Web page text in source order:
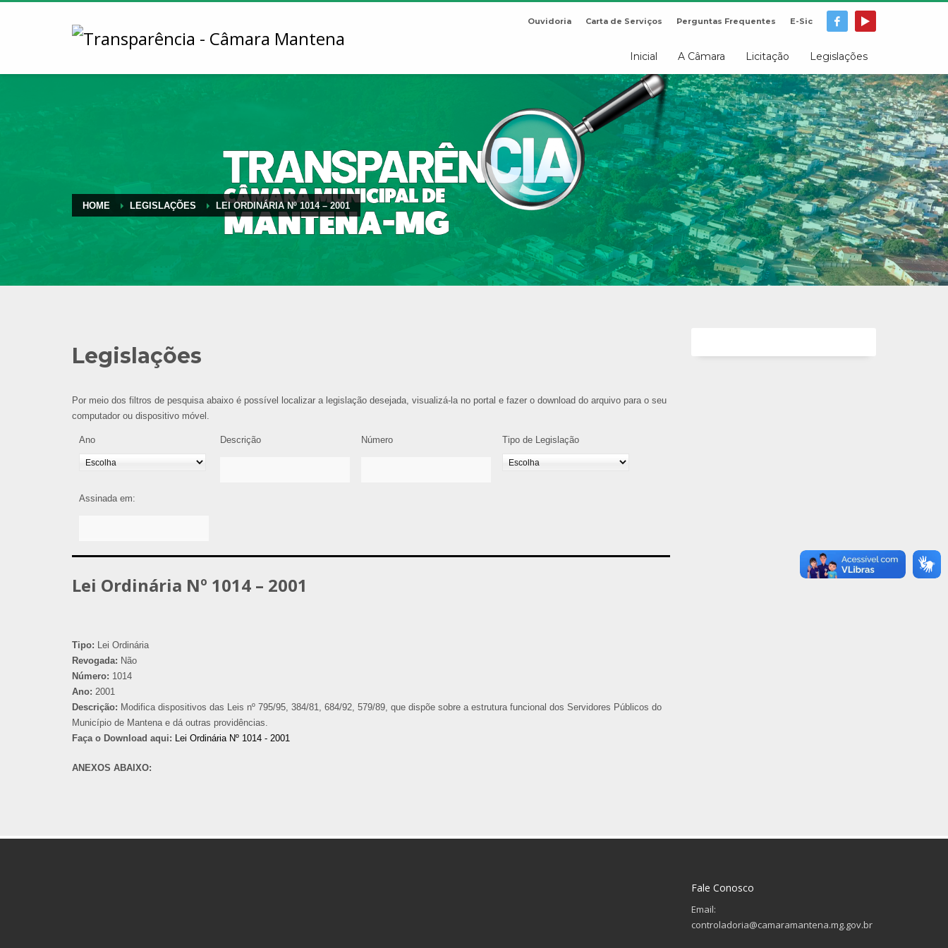
Ouvidoria Carta de Serviços Perguntas Frequentes E-Sic
Inicial A Câmara Licitação Legislações
HOME LEGISLAÇÕES LEI ORDINÁRIA Nº 1014 – 2001
Legislações
Por meio dos filtros de pesquisa abaixo é possível localizar a legislação desejada, visualizá-la no portal e fazer o download do arquivo para o seu
computador ou dispositivo móvel.
Ano Descrição Número Tipo de Legislação
Assinada em:
Lei Ordinária Nº 1014 – 2001
Tipo: Lei Ordinária
Revogada: Não
Número: 1014
Ano: 2001
Descrição: Modifica dispositivos das Leis nº 795/95, 384/81, 684/92, 579/89, que dispõe sobre a estrutura funcional dos Servidores Públicos do
Município de Mantena e dá outras providências.
Faça o Download aqui: Lei Ordinária Nº 1014 - 2001
ANEXOS ABAIXO:
Fale Conosco
Email:
controladoria@camaramantena.mg.gov.br